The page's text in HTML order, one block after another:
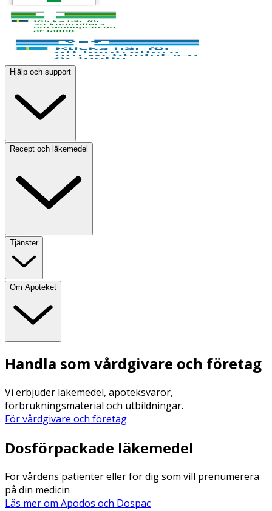
Hjälp och support
Recept och läkemedel
Tjänster
Om Apoteket
Handla som vårdgivare och företag
Vi erbjuder läkemedel, apoteksvaror,
förbrukningsmaterial och utbildningar.
För vårdgivare och företag
Dosförpackade läkemedel
För vårdens patienter eller för dig som vill prenumerera
på din medicin
Läs mer om Apodos och Dospac